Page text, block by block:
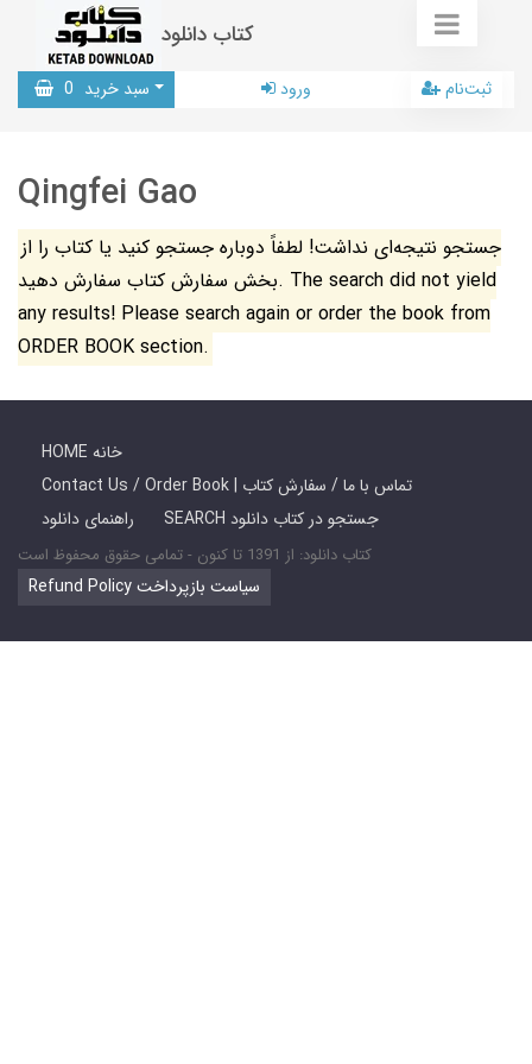
کتاب دانلود
سبد خرید 0 ورود ثبت‌نام
Qingfei Gao
جستجو نتیجه‌ای نداشت! لطفاً دوباره جستجو کنید یا کتاب را از
بخش سفارش کتاب سفارش دهید. The search did not yield
any results! Please search again or order the book from
ORDER BOOK section.
HOME خانه
Contact Us / Order Book | تماس با ما / سفارش کتاب
راهنمای دانلود
SEARCH جستجو در کتاب دانلود
کتاب دانلود: از 1391 تا کنون - تمامی حقوق محفوظ است
Refund Policy سیاست بازپرداخت